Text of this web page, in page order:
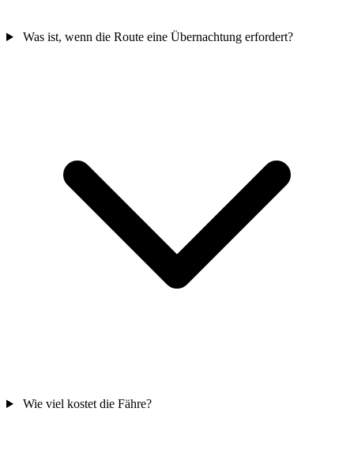
Was ist, wenn die Route eine Übernachtung erfordert?
Wie viel kostet die Fähre?